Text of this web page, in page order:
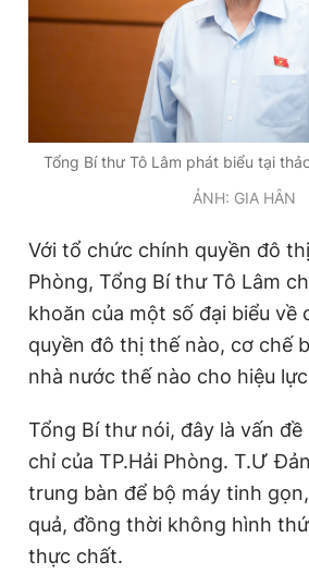
Tổng biên tập: Nguyễn Ngọc Toàn
Phó tổng biên tập thường trực: Hải Thành
Phó tổng biên tập: Lâm Hiếu Dũng
Phó tổng biên tập: Trần Việt Hưng
Tổng thư ký tòa soạn: Đức Trung
Giấy phép xuất bản số 110/GP - BTTTT
© 2003-2026 Bản quyền thuộc về Báo
chép dưới mọi hình thức nếu không có
bản. Phát triển bởi ePi Technologies, JSC.
Tổng Bí thư Tô Lâm phát biểu tại
ẢNH: GIA HÂN
Với tổ chức chính quyền đô
Phòng, Tổng Bí thư Tô Lâm
khoăn của một số đại biểu về
quyền đô thị thế nào, cơ chế
nhà nước thế nào cho hiệu
Tổng Bí thư nói, đây là vấn
chỉ của TP.Hải Phòng. T.Ư
trung bàn để bộ máy tinh
quả, đồng thời không hình
thực chất.